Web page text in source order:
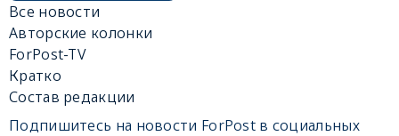
Все новости
Авторские колонки
ForPost-TV
Кратко
Состав редакции
Подпишитесь на новости ForPost в социальных